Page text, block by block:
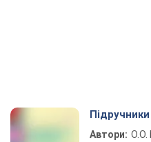
Автори: О.О.